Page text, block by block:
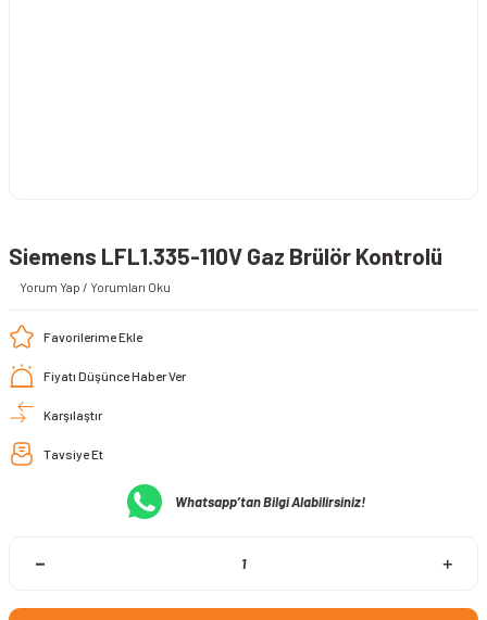
Siemens LFL1.335-110V Gaz Brülör Kontrolü
Yorum Yap / Yorumları Oku
Fiyatı Düşünce Haber Ver
Karşılaştır
Tavsiye Et
Whatsapp’tan Bilgi Alabilirsiniz!